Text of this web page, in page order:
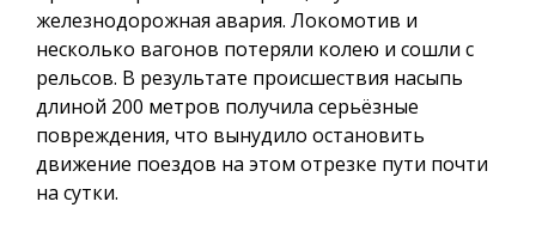
железнодорожная авария. Локомотив и
несколько вагонов потеряли колею и сошли с
рельсов. В результате происшествия насыпь
длиной 200 метров получила серьёзные
повреждения, что вынудило остановить
движение поездов на этом отрезке пути почти
на сутки.